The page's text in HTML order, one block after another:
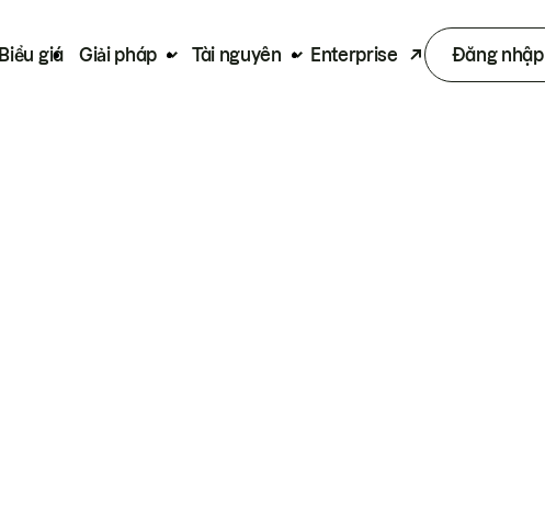
Biểu giá Giải pháp Tài nguyên Enterprise Đăng nhập